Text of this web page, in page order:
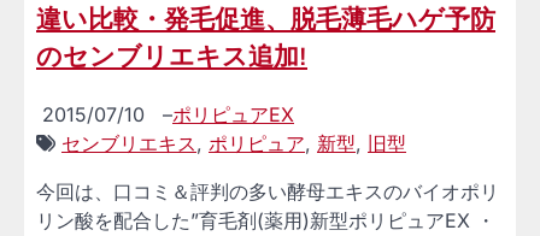
違い比較・発毛促進、脱毛薄毛ハゲ予防
のセンブリエキス追加!
2015/07/10 –ポリピュアEX
センブリエキス, ポリピュア, 新型, 旧型
今回は、口コミ＆評判の多い酵母エキスのバイオポリ
リン酸を配合した”育毛剤(薬用)新型ポリピュアEX ・